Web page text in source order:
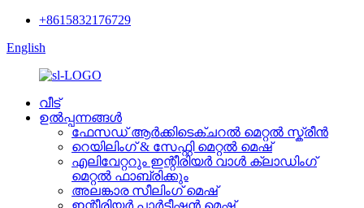
+8615832176729
English
വീട്
ഉൽപ്പന്നങ്ങൾ
ഫേസഡ് ആർക്കിടെക്ചറൽ മെറ്റൽ സ്ക്രീൻ
റെയിലിംഗ് & സേഫ്റ്റി മെറ്റൽ മെഷ്
എലിവേറ്ററും ഇന്റീരിയർ വാൾ ക്ലാഡിംഗ്
മെറ്റൽ ഫാബ്രിക്കും
അലങ്കാര സീലിംഗ് മെഷ്
ഇന്റീരിയർ പാർട്ടീഷൻ മെഷ്